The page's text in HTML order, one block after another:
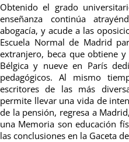
Obtenido el grado
enseñanza continúa
abogacía, y acude a las
Escuela Normal de Madrid
extranjero, beca que obtiene
Bélgica y nueve en París
pedagógicos. Al mismo
escritores de las más
permite llevar una vida de
de la pensión, regresa a
una Memoria son educación
las conclusiones en la Gaceta